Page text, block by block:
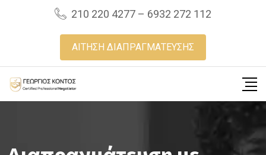
210 220 4277 – 6932 272 112
ΑΙΤΗΣΗ ΔΙΑΠΡΑΓΜΑΤΕΥΣΗΣ